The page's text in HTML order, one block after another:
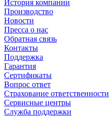
История компании
Производство
Новости
Пресса о нас
Обратная связь
Контакты
Поддержка
Гарантия
Сертификаты
Вопрос ответ
Страхование ответственности
Сервисные центры
Служба поддержки